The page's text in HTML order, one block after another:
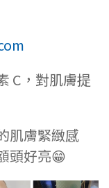
C，對肌膚提
肌膚緊緻感
頭好亮😁